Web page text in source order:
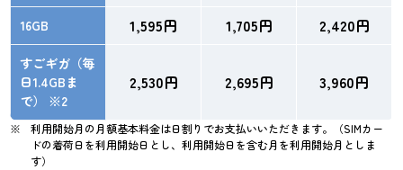
16GB 1,595円 1,705円 2,420円
すごギガ（毎
日1.4GBま
で） ※2
2,530円 2,695円 3,960円
利用開始月の月額基本料金は日割りでお支払いいただきます。（SIMカー
ドの着荷日を利用開始日とし、利用開始日を含む月を利用開始月としま
す）